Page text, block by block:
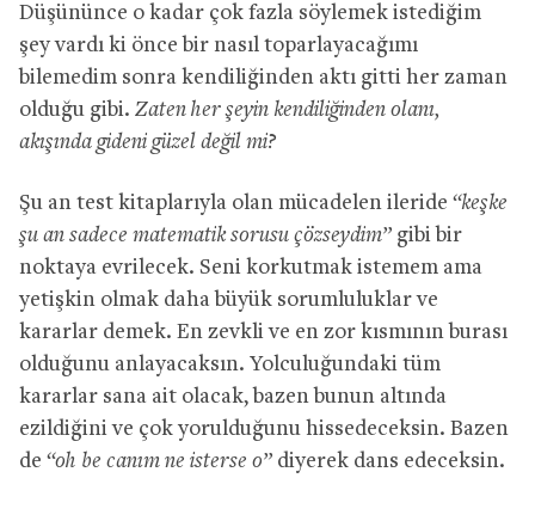
Düşününce o kadar çok fazla söylemek istediğim
şey vardı ki önce bir nasıl toparlayacağımı
bilemedim sonra kendiliğinden aktı gitti her zaman
olduğu gibi. Zaten her şeyin kendiliğinden olanı,
akışında gideni güzel değil mi?
Şu an test kitaplarıyla olan mücadelen ileride “keşke
şu an sadece matematik sorusu çözseydim” gibi bir
noktaya evrilecek. Seni korkutmak istemem ama
yetişkin olmak daha büyük sorumluluklar ve
kararlar demek. En zevkli ve en zor kısmının burası
olduğunu anlayacaksın. Yolculuğundaki tüm
kararlar sana ait olacak, bazen bunun altında
ezildiğini ve çok yorulduğunu hissedeceksin. Bazen
de “oh be canım ne isterse o” diyerek dans edeceksin.